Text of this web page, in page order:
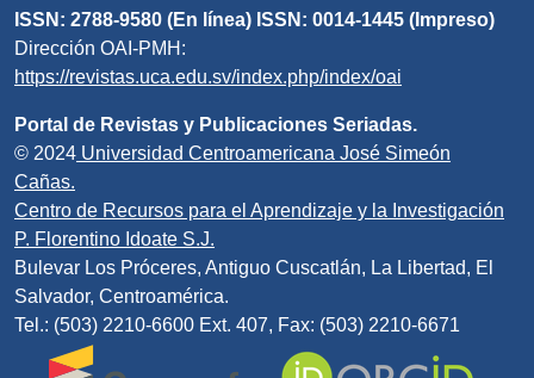
ISSN: 2788-9580 (En línea) ISSN: 0014-1445 (Impreso)
Dirección OAI-PMH:
https://revistas.uca.edu.sv/index.php/index/oai
Portal de Revistas y Publicaciones Seriadas.
© 2024 Universidad Centroamericana José Simeón
Cañas.
Centro de Recursos para el Aprendizaje y la Investigación
P. Florentino Idoate S.J.
Bulevar Los Próceres, Antiguo Cuscatlán, La Libertad, El
Salvador, Centroamérica.
Tel.: (503) 2210-6600 Ext. 407, Fax: (503) 2210-6671